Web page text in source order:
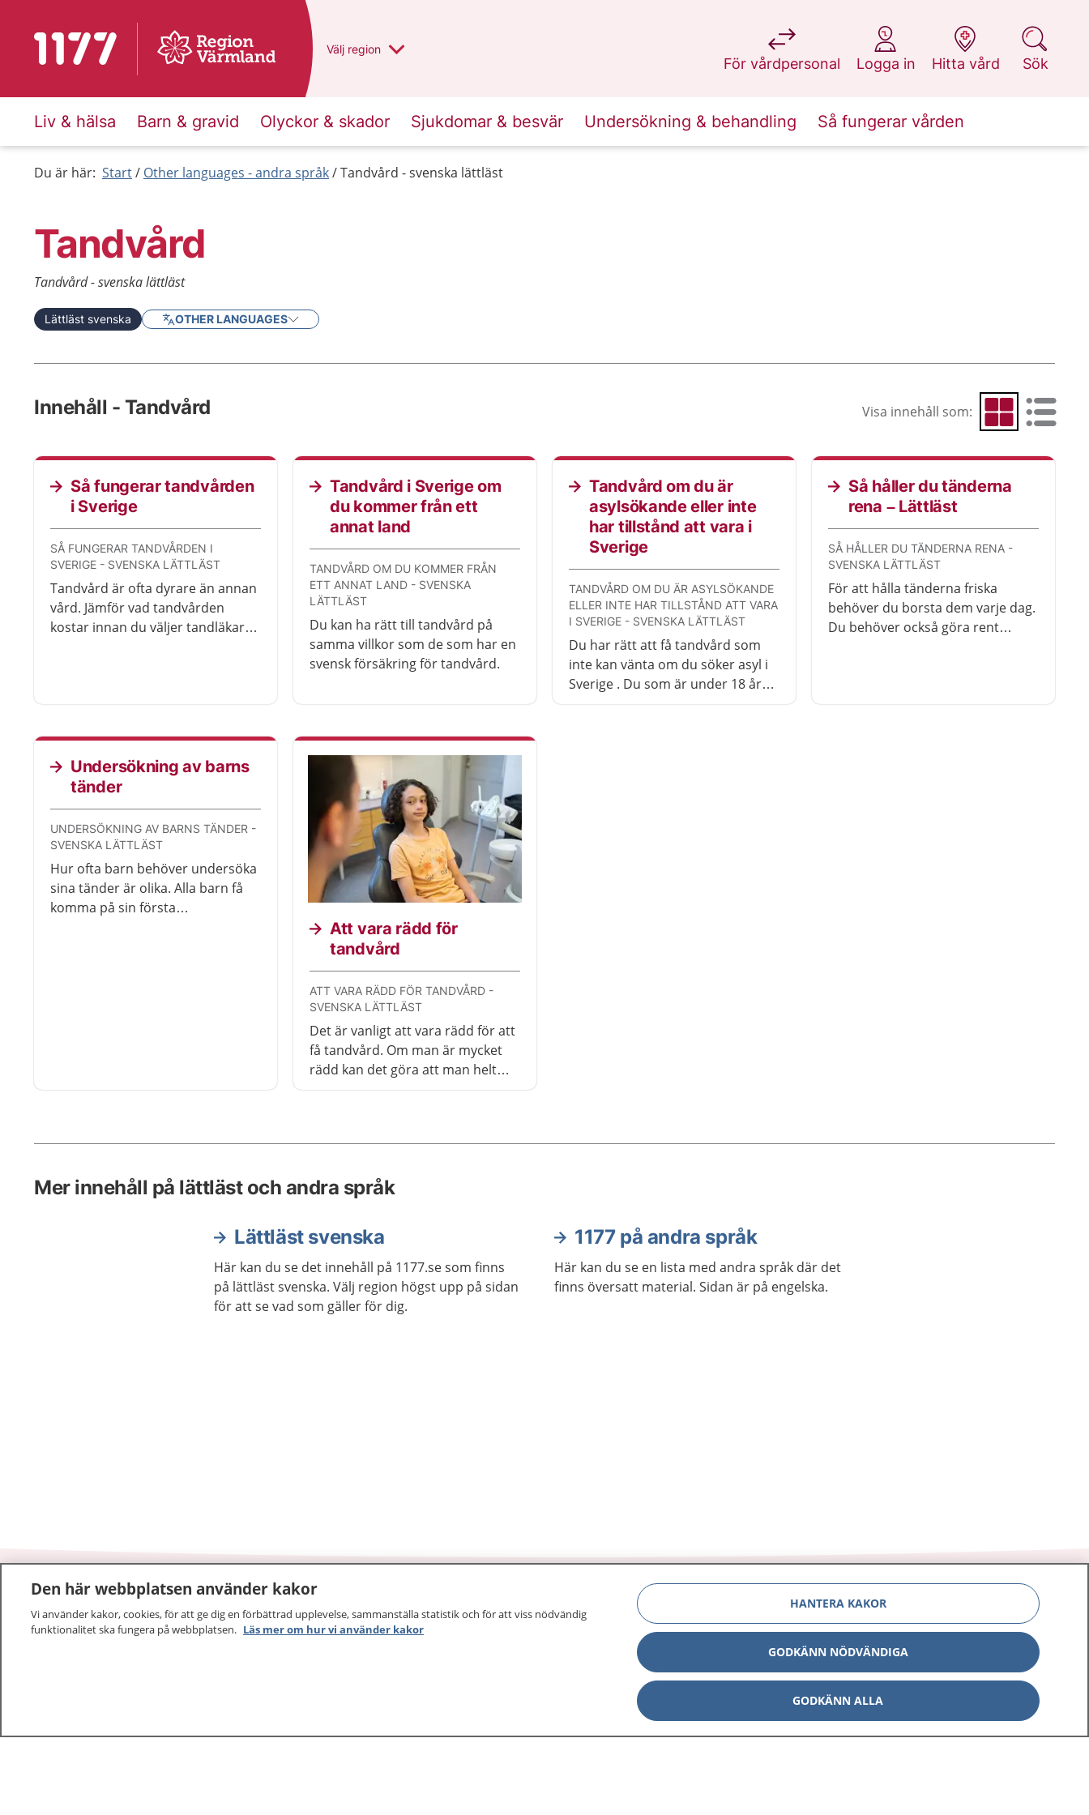
Till startsidan för 1177 Du har valt region
Välj en annan
region
För vårdpersonal
på 1177.se
Logga in
på 1177.se
Hitta vård
på 1177.se
Sök
på 1177.se
Liv & hälsa Barn & gravid Olyckor & skador Sjukdomar & besvär Undersökning & behandling Så fungerar vården
Du är här: Start Other languages - andra språk Tandvård - svenska lättläst
Tandvård
Tandvård - svenska lättläst
Lättläst svenska OTHER LANGUAGES
Innehåll - Tandvård Visa innehåll som: Visa som rutnät
Visa som
Så fungerar tandvården
i Sverige
SÅ FUNGERAR TANDVÅRDEN I
SVERIGE - SVENSKA LÄTTLÄST
Tandvård är ofta dyrare än annan
vård. Jämför vad tandvården
kostar innan du väljer tandläkare
Tandvård i Sverige om
du kommer från ett
annat land
TANDVÅRD OM DU KOMMER FRÅN
ETT ANNAT LAND - SVENSKA
LÄTTLÄST
Du kan ha rätt till tandvård på
samma villkor som de som har en
svensk försäkring för tandvård.
Tandvård om du är
asylsökande eller inte
har tillstånd att vara i
Sverige
TANDVÅRD OM DU ÄR ASYLSÖKANDE
ELLER INTE HAR TILLSTÅND ATT VARA
I SVERIGE - SVENSKA LÄTTLÄST
Du har rätt att få tandvård som
inte kan vänta om du söker asyl i
Sverige . Du som är under 18 år
Så håller du tänderna
rena – Lättläst
SÅ HÅLLER DU TÄNDERNA RENA -
SVENSKA LÄTTLÄST
För att hålla tänderna friska
behöver du borsta dem varje dag.
Du behöver också göra rent
Undersökning av barns
tänder
UNDERSÖKNING AV BARNS TÄNDER -
SVENSKA LÄTTLÄST
Hur ofta barn behöver undersöka
sina tänder är olika. Alla barn få
komma på sin första
Att vara rädd för
tandvård
ATT VARA RÄDD FÖR TANDVÅRD -
SVENSKA LÄTTLÄST
Det är vanligt att vara rädd för att
få tandvård. Om man är mycket
rädd kan det göra att man helt
rädd.
Mer innehåll på lättläst och andra språk
Lättläst svenska
Här kan du se det innehåll på 1177.se som finns
på lättläst svenska. Välj region högst upp på sidan
för att se vad som gäller för dig.
1177 på andra språk
Här kan du se en lista med andra språk där det
finns översatt material. Sidan är på engelska.
1177 –tryggt om din hälsa och vård
1177 ger dig råd när du vill må bättre.
Other languages
Lättläst svenska
Om 1177
Aktuellt
Digital tillgänglighet
Den här webbplatsen använder kakor
Vi använder kakor, cookies, för att ge dig en förbättrad upplevelse, sammanställa statistik och för att viss nödvändig
funktionalitet ska fungera på webbplatsen. Läs mer om hur vi använder kakor
HANTERA KAKOR
GODKÄNN NÖDVÄNDIGA
GODKÄNN ALLA